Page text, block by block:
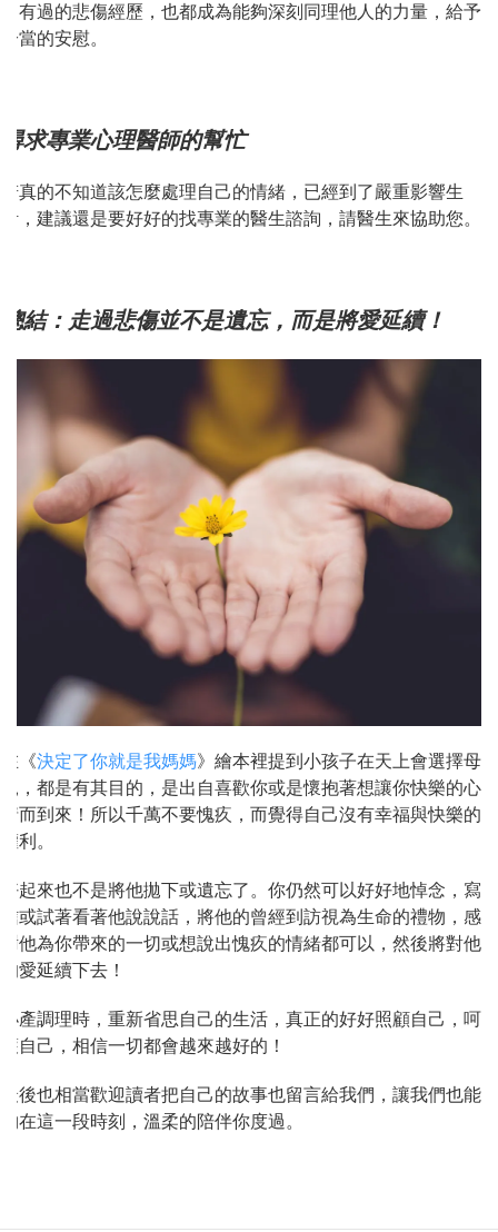
曾有過的悲傷經歷，也都成為能夠深刻同理他人的力量，給予
恰當的安慰。
尋求專業心理醫師的幫忙
若真的不知道該怎麼處理自己的情緒，已經到了嚴重影響生
活，建議還是要好好的找專業的醫生諮詢，請醫生來協助您。
總結：走過悲傷並不是遺忘，而是將愛延續！
在《決定了你就是我媽媽》繪本裡提到小孩子在天上會選擇母
親，都是有其目的，是出自喜歡你或是懷抱著想讓你快樂的心
情而到來！所以千萬不要愧疚，而覺得自己沒有幸福與快樂的
權利。
好起來也不是將他拋下或遺忘了。你仍然可以好好地悼念，寫
信或試著看著他說說話，將他的曾經到訪視為生命的禮物，感
謝他為你帶來的一切或想說出愧疚的情緒都可以，然後將對他
的愛延續下去！
小產調理時，重新省思自己的生活，真正的好好照顧自己，呵
護自己，相信一切都會越來越好的！
最後也相當歡迎讀者把自己的故事也留言給我們，讓我們也能
夠在這一段時刻，溫柔的陪伴你度過。